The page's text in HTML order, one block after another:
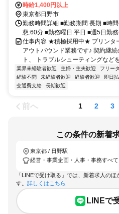
徒歩30分、多摩都市モノレール「
時給1,400円以上
東京都日野市
勤務時間詳細 ■勤務期間:長期 ■時
憩:60分 ■勤務曜日:平日 ■週5日勤
仕事内容 ★積極採用中★ プリンタ
アウトバウンド業務です♪ 契約継
ト、 トラブルシューティングなど
業界未経験者歓迎 主婦・主夫歓迎 フリー
経験不問
未経験者歓迎 経験者歓迎 即日
交通費支給
長期歓迎
前へ 1 2 3
この条件の新着
東京都 / 日野駅
経営・事業企画・人事・事務すべて
「LINEで受け取る」では、新着求人の
す。 詳しくはこちら
LINEで